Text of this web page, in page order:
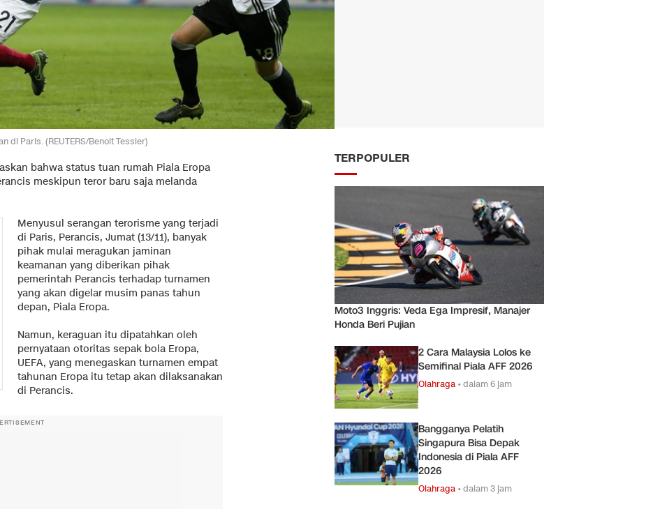
di Paris. (REUTERS/Benoit Tessier)
bahwa status tuan rumah Piala Eropa
meskipun teror baru saja melanda
Menyusul serangan terorisme yang terjadi
di Paris, Perancis, Jumat (13/11), banyak
pihak mulai meragukan jaminan
keamanan yang diberikan pihak
pemerintah Perancis terhadap turnamen
yang akan digelar musim panas tahun
depan, Piala Eropa.
Namun, keraguan itu dipatahkan oleh
pernyataan otoritas sepak bola Eropa,
UEFA, yang menegaskan turnamen empat
tahunan Eropa itu tetap akan dilaksanakan
di Perancis.
TERPOPULER
Moto3 Inggris: Veda Ega Impresif, Manajer
Honda Beri Pujian
2 Cara Malaysia Lolos ke
Semifinal Piala AFF 2026
Olahraga •dalam 6 jam
Bangganya Pelatih
Singapura Bisa Depak
Indonesia di Piala AFF
2026
Olahraga •dalam 3 jam